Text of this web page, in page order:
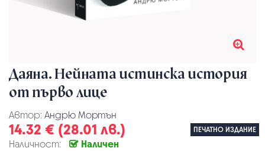
Даяна. Нейната истинска история
от първо лице
Автор: Андрю Мортън
14.32 € (28.01 лв.) ПЕЧАТНО ИЗДАНИЕ
Наличност: Наличен